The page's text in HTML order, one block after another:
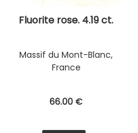
Fluorite rose. 4.19 ct.
Massif du Mont-Blanc,
France
66.00 €